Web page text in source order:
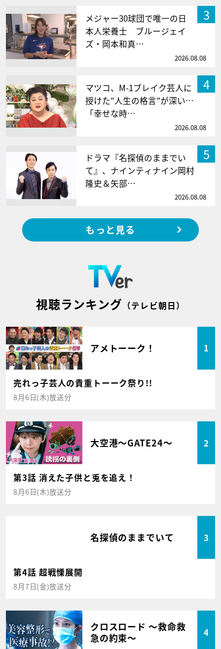
3
メジャー30球団で唯一の日
本人栄養士 ブルージェイ
ズ・岡本和真…
2026.08.08
4
マツコ、M-1ブレイク芸人に
授けた“人生の格言”が深い…
「幸せな時…
2026.08.08
5
ドラマ『名探偵のままでい
て』、ナインティナイン岡村
隆史＆矢部…
2026.08.08
もっと見る
視聴ランキング （テレビ朝日）
アメトーーク！ 1
売れっ子芸人の貴重トーーク祭り!!
8月6日(木)放送分
大空港～GATE24～ 2
第3話 消えた子供と兎を追え！
8月6日(木)放送分
名探偵のままでいて 3
第4話 超戦慄展開
8月7日(金)放送分
クロスロード ～救命救
急の約束～
4